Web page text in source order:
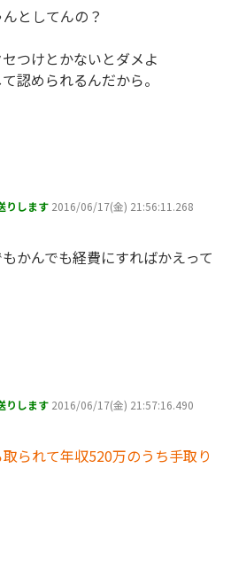
としてんの？
つけとかないとダメよ
認められるんだから。
りします 2016/06/17(金) 21:56:11.268
かんでも経費にすればかえって
りします 2016/06/17(金) 21:57:16.490
られて年収520万のうち手取り